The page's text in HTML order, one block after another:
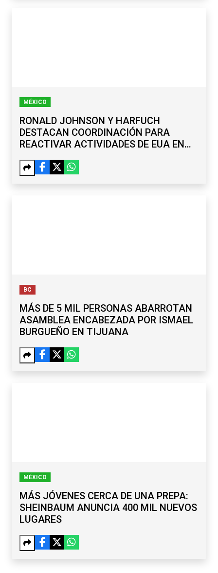
MÉXICO
RONALD JOHNSON Y HARFUCH
DESTACAN COORDINACIÓN PARA
REACTIVAR ACTIVIDADES DE EUA EN
BC
MÁS DE 5 MIL PERSONAS ABARROTAN
ASAMBLEA ENCABEZADA POR ISMAEL
BURGUEÑO EN TIJUANA
MÉXICO
MÁS JÓVENES CERCA DE UNA PREPA:
SHEINBAUM ANUNCIA 400 MIL NUEVOS
LUGARES